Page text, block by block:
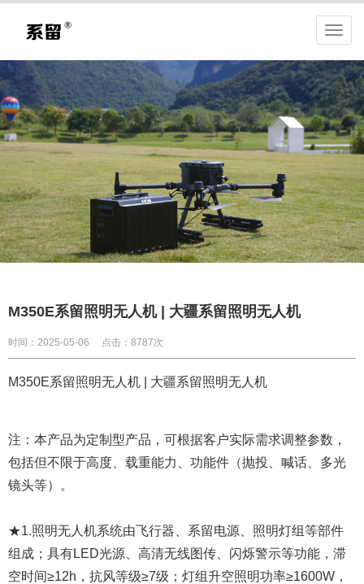
M350E系留照明无人机 | 大疆系留照明无人机
时间：2025-05-06 点击：8787次
M350E系留照明无人机 | 大疆系留照明无人机
注：本产品为定制型产品，可根据客户实际需求调整参数，
包括但不限于高度、载重能力、功能件（抛投、喊话、多光
镜头等）。
★1.照明无人机系统由飞行器、系留电源、照明灯组等部件
组成；具有LED光源、高清无线图传、闪烁警示等功能，滞
空时间≥12h，抗风等级≥7级；灯组升空照明功率≥1600W，